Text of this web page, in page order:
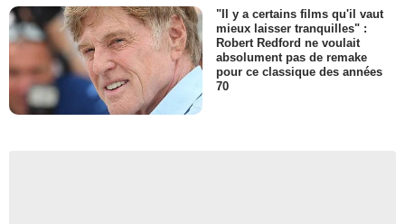
"Il y a certains films qu'il vaut
mieux laisser tranquilles" :
Robert Redford ne voulait
absolument pas de remake
pour ce classique des années
70